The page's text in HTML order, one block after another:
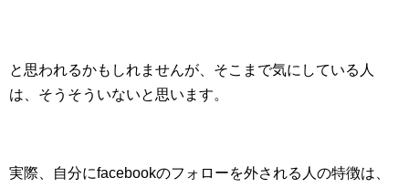
と思われるかもしれませんが、そこまで気にしている人
は、そうそういないと思います。
実際、自分にfacebookのフォローを外される人の特徴は、